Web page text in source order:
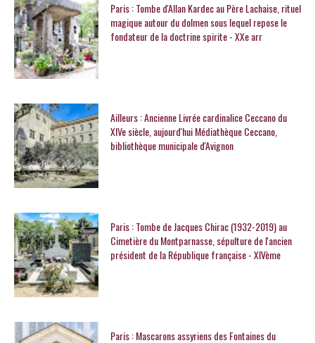
Paris : Tombe d'Allan Kardec au Père Lachaise, rituel
magique autour du dolmen sous lequel repose le
fondateur de la doctrine spirite - XXe arr
Ailleurs : Ancienne Livrée cardinalice Ceccano du
XIVe siècle, aujourd'hui Médiathèque Ceccano,
bibliothèque municipale d'Avignon
Paris : Tombe de Jacques Chirac (1932-2019) au
Cimetière du Montparnasse, sépulture de l'ancien
président de la République française - XIVème
Paris : Mascarons assyriens des Fontaines du